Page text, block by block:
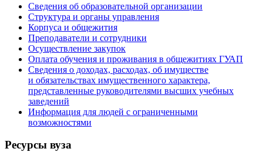
Сведения об образовательной организации
Структура и органы управления
Корпуса и общежития
Преподаватели и сотрудники
Осуществление закупок
Оплата обучения и проживания в общежитиях ГУАП
Сведения о доходах, расходах, об имуществе
и обязательствах имущественного характера,
представленные руководителями высших учебных
заведений
Информация для людей с ограниченными
возможностями
Ресурсы вуза